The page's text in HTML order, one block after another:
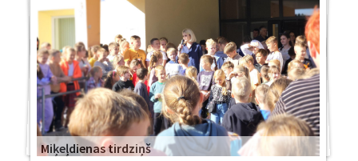
Miķeļdienas tirdziņš